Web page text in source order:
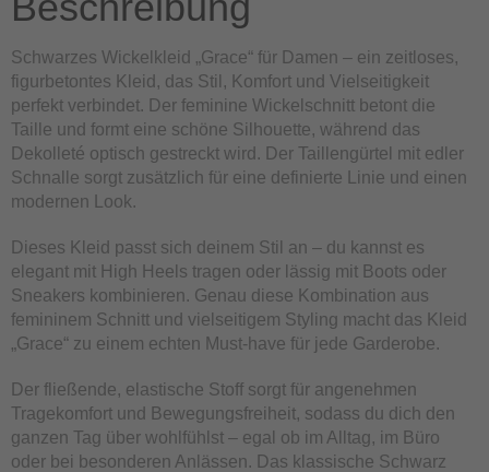
Schwarzes Wickelkleid „Grace“ für Damen – ein zeitloses,
figurbetontes Kleid, das Stil, Komfort und Vielseitigkeit
perfekt verbindet. Der feminine Wickelschnitt betont die
Taille und formt eine schöne Silhouette, während das
Dekolleté optisch gestreckt wird. Der Taillengürtel mit edler
Schnalle sorgt zusätzlich für eine definierte Linie und einen
modernen Look.
Dieses Kleid passt sich deinem Stil an – du kannst es
elegant mit High Heels tragen oder lässig mit Boots oder
Sneakers kombinieren. Genau diese Kombination aus
femininem Schnitt und vielseitigem Styling macht das Kleid
„Grace“ zu einem echten Must-have für jede Garderobe.
Der fließende, elastische Stoff sorgt für angenehmen
Tragekomfort und Bewegungsfreiheit, sodass du dich den
ganzen Tag über wohlfühlst – egal ob im Alltag, im Büro
oder bei besonderen Anlässen. Das klassische Schwarz